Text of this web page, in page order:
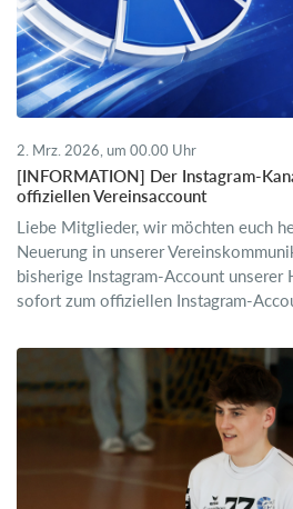
2. Mrz. 2026, um 00.00 Uhr
[INFORMATION] Der Instagram-
offiziellen Vereinsaccount
Liebe Mitglieder, wir möchten euch
Neuerung in unserer
bisherige Instagram-Account unserer
sofort zum offiziellen Instagram-